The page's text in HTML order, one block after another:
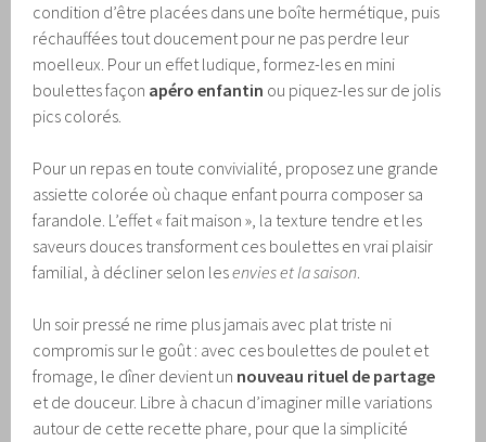
condition d’être placées dans une boîte hermétique, puis
réchauffées tout doucement pour ne pas perdre leur
moelleux. Pour un effet ludique, formez-les en mini
boulettes façon apéro enfantin ou piquez-les sur de jolis
pics colorés.
Pour un repas en toute convivialité, proposez une grande
assiette colorée où chaque enfant pourra composer sa
farandole. L’effet « fait maison », la texture tendre et les
saveurs douces transforment ces boulettes en vrai plaisir
familial, à décliner selon lesenvies et la saison.
Un soir pressé ne rime plus jamais avec plat triste ni
compromis sur le goût : avec ces boulettes de poulet et
fromage, le dîner devient un nouveau rituel de partage
et de douceur. Libre à chacun d’imaginer mille variations
autour de cette recette phare, pour que la simplicité